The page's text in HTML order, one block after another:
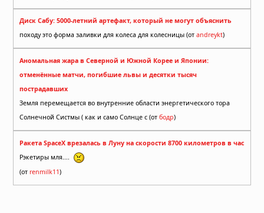
Диск Сабу: 5000-летний артефакт, который не могут объяснить
походу это форма заливки для колеса для колесницы (от andreykt)
Аномальная жара в Северной и Южной Корее и Японии:
отменённые матчи, погибшие львы и десятки тысяч
пострадавших
Земля перемещается во внутренние области энергетического тора
Солнечной Систмы ( как и само Солнце с (от бодр)
Ракета SpaceX врезалась в Луну на скорости 8700 километров в час
Рэкетиры мля....
(от renmilk11)